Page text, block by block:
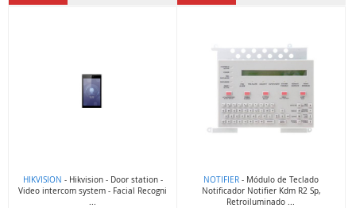
HIKVISION - Hikvision - Door station -
Video intercom system - Facial Recogni
...
NOTIFIER- Módulo de Teclado
Notificador Notifier Kdm R2 Sp,
Retroiluminado ...